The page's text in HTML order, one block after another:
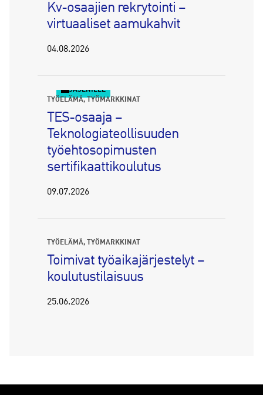
Kv-osaajien rekrytointi –
virtuaaliset aamukahvit
04.08.2026
JÄSENILLE
TYÖELÄMÄ TYÖMARKKINAT
TES-osaaja –
Teknologiateollisuuden
työehtosopimusten
sertifikaattikoulutus
09.07.2026
TYÖELÄMÄ TYÖMARKKINAT
Toimivat työaikajärjestelyt –
koulutustilaisuus
25.06.2026